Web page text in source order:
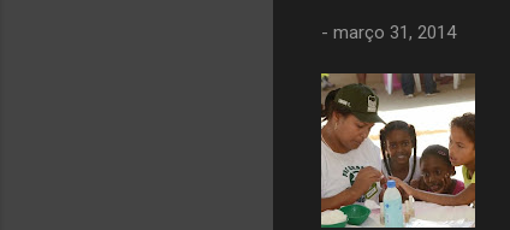
- março 31, 2014